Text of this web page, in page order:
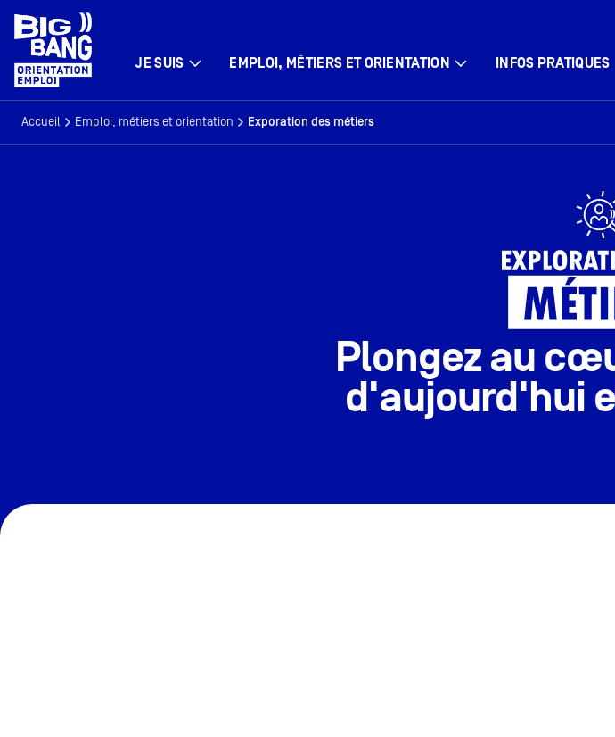
JE SUIS EMPLOI, MÉTIERS ET ORIENTATION INFOS PRATIQUES
Accueil Emploi, métiers et orientation Exporation des métiers
Plongez au
d'aujourd'hui